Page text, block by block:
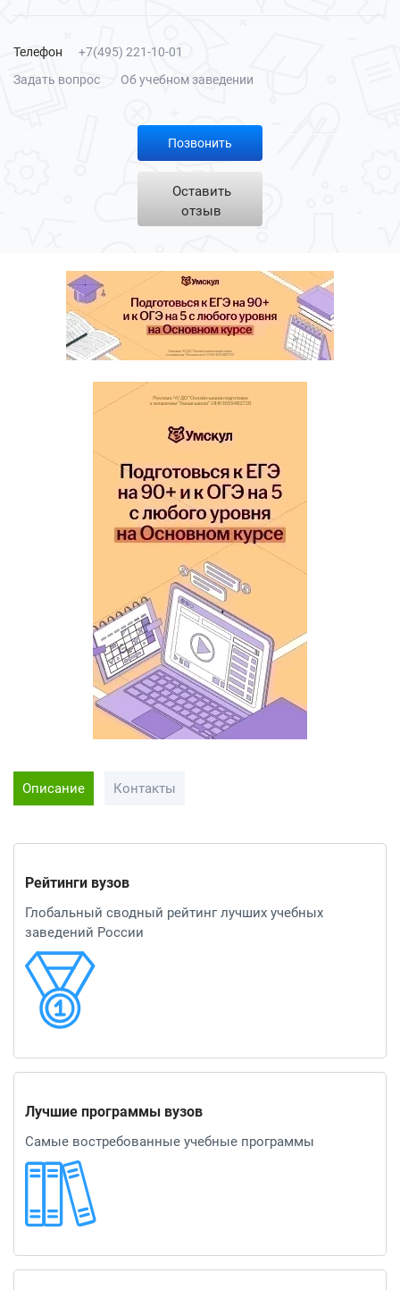
Телефон
+7(495) 221-10-01
Задать вопрос
Об учебном заведении
Позвонить
Оставить
отзыв
Описание Контакты
Рейтинги вузов
Глобальный сводный рейтинг лучших учебных
заведений России
Лучшие программы вузов
Самые востребованные учебные программы